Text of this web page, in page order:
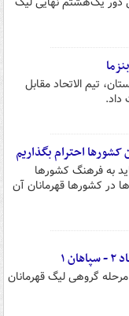
تیم الاتحاد مقابل
کشورها احترام بگذاریم
به فرهنگ کشورها
در کشورها قهرمانان آن
۱
گروهی لیگ قهرمانان